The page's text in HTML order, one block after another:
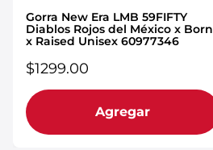
Gorra New Era LMB 59FIFTY
Diablos Rojos del México x Born
x Raised Unisex 60977346
$1299.00
Agregar